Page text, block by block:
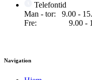
Telefontid
Man - tor: 9.00 -
Fre: 9.00 -
Navigation